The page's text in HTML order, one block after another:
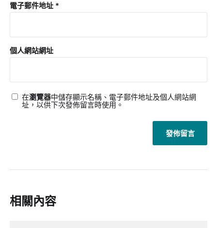
電子郵件地址 *
個人網站網址
在瀏覽器中儲存顯示名稱、電子郵件地址及個人網站網
址，以供下次發佈留言時使用。
相關內容